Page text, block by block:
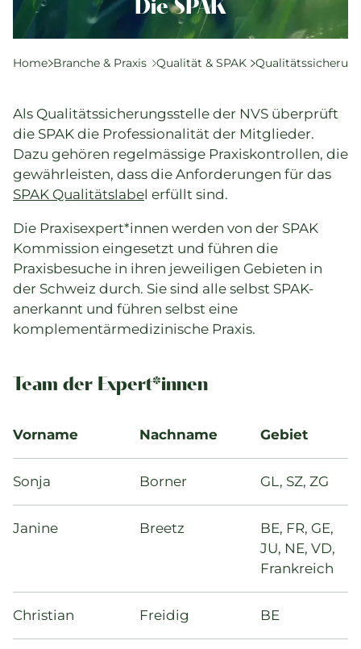
Praxisführung
Bildung
Karriere & Jobs
Aktuelle Veranstaltungen
Aktuelles
Suchverzeichnisse
Die SPAK
Home Branche & Praxis Qualität & SPAK
Als Qualitätssicherungsstelle der NVS überprüft
die SPAK die Professionalität der Mitglieder.
Dazu gehören regelmässige Praxiskontrollen, die
gewährleisten, dass die Anforderungen für das
SPAK Qualitätslabel erfüllt sind.
Die Praxisexpert*innen werden von der SPAK
Kommission eingesetzt und führen die
Praxisbesuche in ihren jeweiligen Gebieten in
der Schweiz durch. Sie sind alle selbst SPAK-
anerkannt und führen selbst eine
komplementärmedizinische Praxis.
Team der Expert*innen
Vorname Nachname Gebiet
Sonja Borner GL, SZ, ZG
Janine Breetz
BE, FR, GE,
JU, NE, VD,
Frankreich
Christian Freidig BE